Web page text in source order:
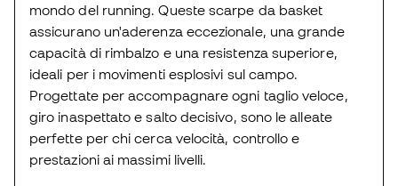
mondo del running. Queste scarpe da basket
assicurano un'aderenza eccezionale, una grande
capacità di rimbalzo e una resistenza superiore,
ideali per i movimenti esplosivi sul campo.
Progettate per accompagnare ogni taglio veloce,
giro inaspettato e salto decisivo, sono le alleate
perfette per chi cerca velocità, controllo e
prestazioni ai massimi livelli.